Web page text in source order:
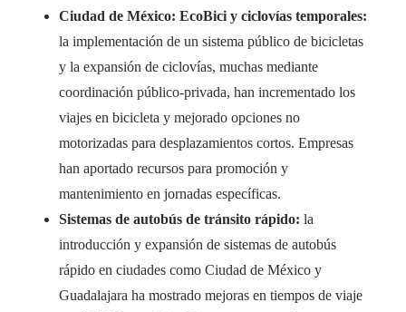
Ciudad de México: EcoBici y ciclovías temporales:
la implementación de un sistema público de bicicletas
y la expansión de ciclovías, muchas mediante
coordinación público-privada, han incrementado los
viajes en bicicleta y mejorado opciones no
motorizadas para desplazamientos cortos. Empresas
han aportado recursos para promoción y
mantenimiento en jornadas específicas.
Sistemas de autobús de tránsito rápido: la
introducción y expansión de sistemas de autobús
rápido en ciudades como Ciudad de México y
Guadalajara ha mostrado mejoras en tiempos de viaje